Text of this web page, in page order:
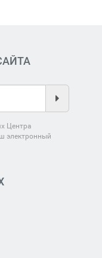
Центра
электронный